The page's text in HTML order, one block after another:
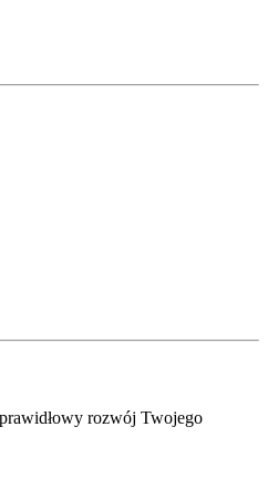
rozwój Twojego